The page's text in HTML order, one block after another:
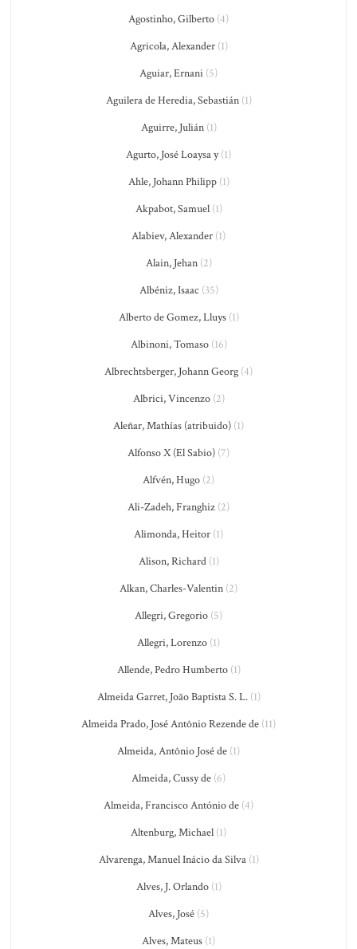
Agostinho, Gilberto (4)
Agricola, Alexander(1)
Aguiar, Ernani (5)
Aguilera de Heredia, Sebastián(1)
Aguirre, Julián(1)
Agurto, José Loaysa y(1)
Ahle, Johann Philipp(1)
Akpabot, Samuel(1)
Alabiev, Alexander (1)
Alain, Jehan(2)
Albéniz, Isaac (35)
Alberto de Gomez, Lluys(1)
Albinoni, Tomaso(16)
Albrechtsberger, Johann Georg (4)
Albrici, Vincenzo(2)
Aleñar, Mathías (atribuido) (1)
Alfonso X (El Sabio) (7)
Alfvén, Hugo (2)
Ali-Zadeh, Franghiz (2)
Alimonda, Heitor (1)
Alison, Richard(1)
Alkan, Charles-Valentin (2)
Allegri, Gregorio (5)
Allegri, Lorenzo (1)
Allende, Pedro Humberto(1)
Almeida Garret, João Baptista S. L.(1)
Almeida Prado, José Antônio Rezende de (11)
Almeida, Antônio José de (1)
Almeida, Cussy de (6)
Almeida, Francisco António de (4)
Altenburg, Michael (1)
Alvarenga, Manuel Inácio da Silva(1)
Alves, J. Orlando(1)
Alves, José (5)
Alves, Mateus (1)